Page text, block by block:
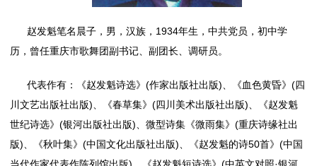
赵发魁笔名晨子，男，汉族，1934年生，中共党员，初中学
历，曾任重庆市歌舞团副书记、副团长、调研员。
代表作有：《赵发魁诗选》(作家出版社出版)、《血色黄昏》(四
川文艺出版社出版)、《春草集》(四川美术出版社出版)、《赵发魁
世纪诗选》(银河出版社出版)、微型诗集《微雨集》(重庆诗缘社出
版)、《秋叶集》(中国文化出版社出版)、《赵发魁的诗50首》(中国